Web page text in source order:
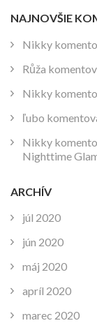
NAJNOVŠIE
Nikky
Růža
Nikky
ľubo
Nikky
Nighttime
ARCHÍV
júl 2020
jún 2020
máj 2020
apríl 2020
marec 2020